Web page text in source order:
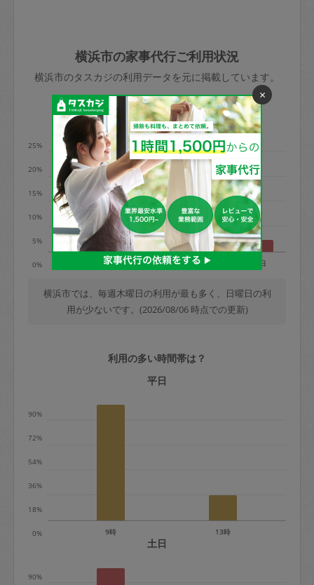
依頼者不在による当日キャンセル＝依頼
金額の100%＋交通費全額
※例：依頼日時／土曜日午前9時開始の場
合、水曜日午前9時以降はキャンセル料が
発生
水曜日9時〜金曜日9時まで＝依頼料金の
50%
金曜日9時～土曜日8時まで＝依頼金額の
100%
土曜日8時〜実施時間＝依頼金額の100%
＋交通費全額
依頼者不在による当日キャンセル＝依頼
金額の100%＋交通費全額
定期契約をキャンセルする場合、毎週定
期は月2回まで隔週定期は月1回までキャ
※キャンセル料金の設定について：
きた場合は損害保険の対象外となるので
ご注意ください。
玉、など
あわせてこちらも参照ください：初めて
利用します。注意しなくてはいけない点
はありますか？
横浜市の家事代行ご利用状況
横浜市のタスカジの利用データを元に掲載しています。
利用の多い曜日は？
0%
5%
10%
15%
20%
25%
火 水 木 金 日
横浜市では、毎週木曜日の利用が最も多く、日曜日の利
用が少ないです。(2026/08/06 時点での更新)
利用の多い時間帯は？
平日
0%
18%
36%
54%
72%
90%
9時 13時
土日
90%
×